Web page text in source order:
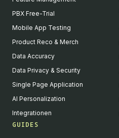
PBX Free-Trial
Mobile App Testing
Product Reco & Merch
Data Accuracy
Data Privacy & Security
Single Page Application
AI Personalization
Integrationen
GUIDES